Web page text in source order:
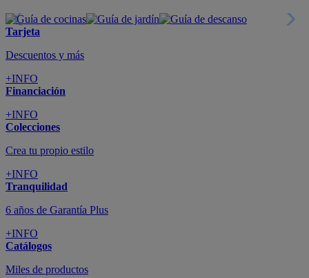
Tarjeta
Descuentos y más
+INFO
Financiación
+INFO
Colecciones
Crea tu propio estilo
+INFO
Tranquilidad
6 años de Garantía Plus
+INFO
Catálogos
Miles de productos